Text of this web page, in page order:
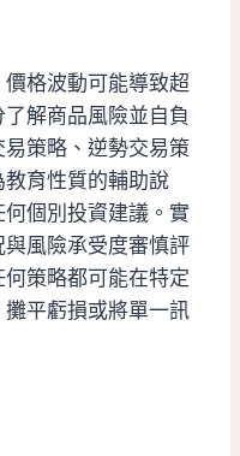
格波動可能導致超
解商品風險並自負
策略、逆勢交易策
育性質的輔助說
個別投資建議。實
風險承受度審慎評
策略都可能在特定
平虧損或將單一訊